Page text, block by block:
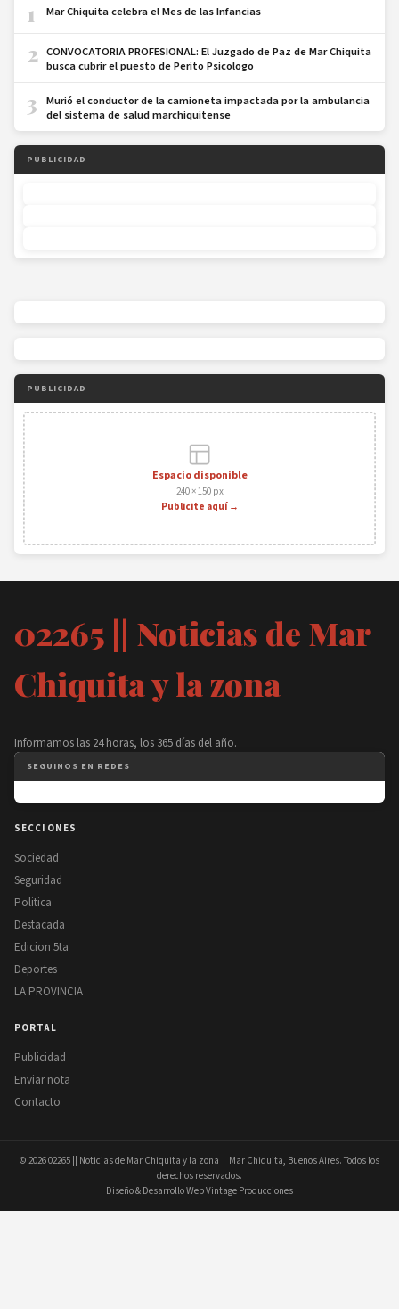
1 Mar Chiquita celebra el Mes de las Infancias
2 CONVOCATORIA PROFESIONAL: El Juzgado de Paz de Mar Chiquita
busca cubrir el puesto de Perito Psicologo
3
Murió el conductor de la camioneta impactada por la ambulancia
del sistema de salud marchiquitense
PUBLICIDAD
PUBLICIDAD
Espacio disponible
240 × 150 px
Publicite aquí →
02265 || Noticias de Mar
Chiquita y la zona
Informamos las 24 horas, los 365 días del año.
SEGUINOS EN REDES
SECCIONES
Sociedad
Seguridad
Politica
Destacada
Edicion 5ta
Deportes
LA PROVINCIA
PORTAL
Publicidad
Enviar nota
Contacto
© 202602265 || Noticias de Mar Chiquita y la zona · Mar Chiquita, Buenos Aires. Todos los
derechos reservados.
Diseño & Desarrollo Web Vintage Producciones